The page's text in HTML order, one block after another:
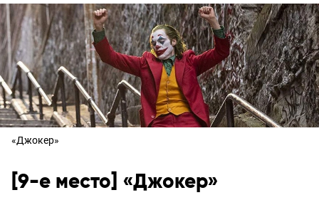
«Джокер»
[9-е место] «Джокер»